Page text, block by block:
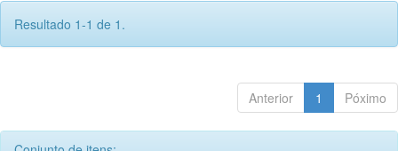
Resultado 1-1 de 1.
Anterior 1 Póximo